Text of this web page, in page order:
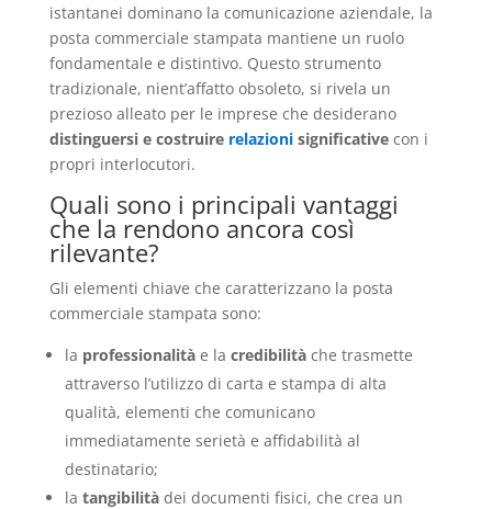
istantanei dominano la comunicazione aziendale, la
posta commerciale stampata mantiene un ruolo
fondamentale e distintivo. Questo strumento
tradizionale, nient’affatto obsoleto, si rivela un
prezioso alleato per le imprese che desiderano
distinguersi e costruire relazionisignificativecon i
propri interlocutori.
Quali sono i principali vantaggi
che la rendono ancora così
rilevante?
Gli elementi chiave che caratterizzano la posta
commerciale stampata sono:
la professionalitàe la credibilitàche trasmette
attraverso l’utilizzo di carta e stampa di alta
qualità, elementi che comunicano
immediatamente serietà e affidabilità al
destinatario;
la tangibilitàdei documenti fisici, che crea un